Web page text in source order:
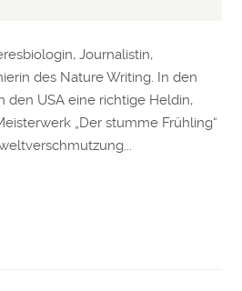
Journalistin,
des Nature Writing. In den
den USA eine richtige Heldin,
„Der stumme Frühling“